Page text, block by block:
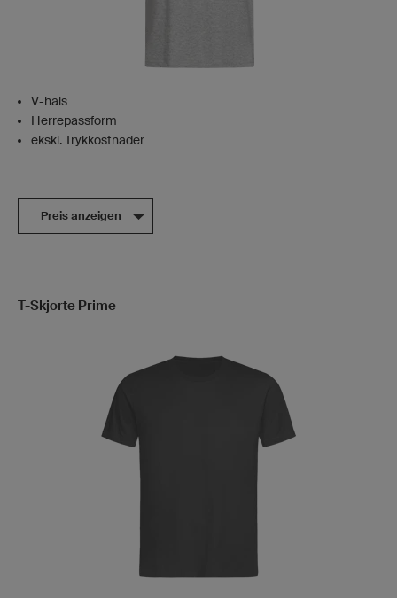
V-hals
Herrepassform
ekskl. Trykkostnader
Preis anzeigen
T-Skjorte Prime